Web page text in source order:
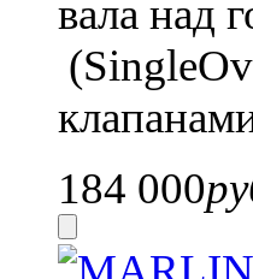
вала над
184 000